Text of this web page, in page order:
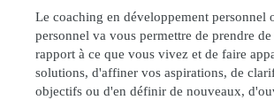
Le coaching en développement personnel
personnel va vous permettre de prendre
rapport à ce que vous vivez et de faire
solutions, d'affiner vos aspirations, de
objectifs ou d'en définir de nouveaux,